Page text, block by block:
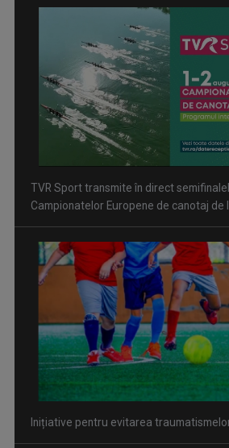
TVR Sport transmite în direct
Campionatelor Europene de canotaj de
Inițiative pentru evitarea